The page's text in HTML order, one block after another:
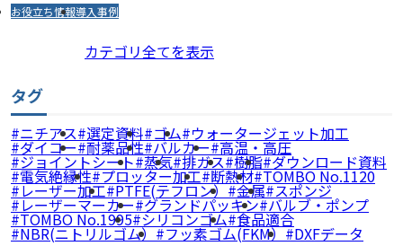
お役立ち情報導入事例
カテゴリ全てを表示
タグ
ニチアス 選定資料 ゴム ウォータージェット加工
ダイコー 耐薬品性 バルカー 高温・高圧
ジョイントシート 蒸気 排ガス 樹脂 ダウンロード資料
電気絶縁性 プロッター加工 断熱材 TOMBO No.1120
レーザー加工 PTFE(テフロン） 金属 スポンジ
レーザーマーカー グランドパッキン バルブ・ポンプ
TOMBO No.1995 シリコンゴム 食品適合
NBR(ニトリルゴム） フッ素ゴム(FKM） DXFデータ